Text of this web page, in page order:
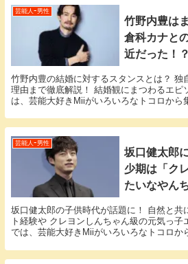
芸能人ｰ男性
竹野内豊は
倉科カナと
近だった！？
竹野内豊の結婚に対するスタンスとは？ 独
理由まで徹底解説！ 結婚観にまつわるエピ
は、芸能大好きMiiがいろいろなトコロから
芸能人ｰ男性
坂口健太郎
少期は「ク
たいなやん
坂口健太郎の子供時代が話題に！ 自然と共
ト経験や クレヨンしんちゃん級の元気っ
では、芸能大好きMiiがいろいろなトコロか